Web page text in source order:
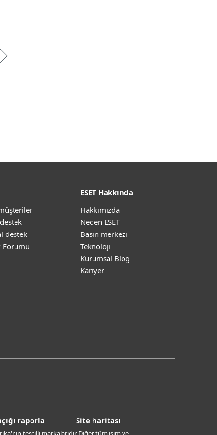
destek
Forumu
ESET Hakkında
Hakkımızda
Neden ESET
Basın merkezi
Teknoloji
Kurumsal Blog
Kariyer
raporla Site haritası
tescilli markalarıdır. Diğer tüm isim ve